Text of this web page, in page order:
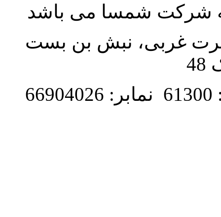
شرکت شمسا می باشد
غربی، نبش بن بست